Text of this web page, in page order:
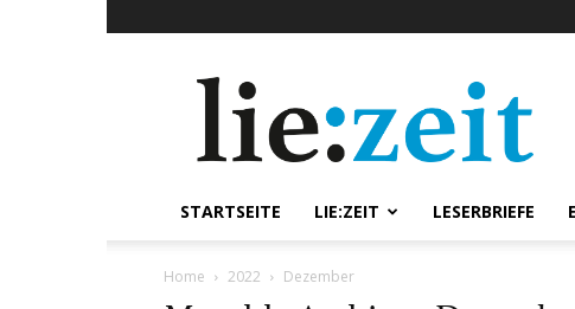
STARTSEITE LIE:ZEIT LESERBRIEFE
Home 2022 Dezember